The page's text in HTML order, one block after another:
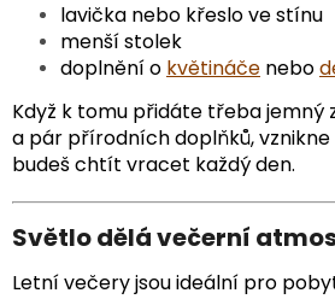
lavička nebo křeslo ve stínu
menší stolek
doplnění o květináče nebo
Když k tomu přidáte třeba jemný
a pár přírodních doplňků,
budeš chtít vracet každý den.
Světlo dělá večerní
Letní večery jsou ideální pro